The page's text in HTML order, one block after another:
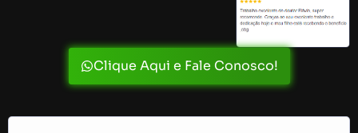
Clique Aqui e Fale Conosco!